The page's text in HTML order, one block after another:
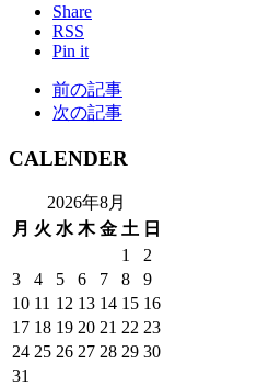
Share
RSS
Pin it
前の記事
次の記事
CALENDER
2026年8月
月 火 水 木 金 土 日
1
2
3
4 5 6 7 8
9
10 11 12 13 14 15 16
17 18 19 20 21 22 23
24 25 26 27 28 29 30
31